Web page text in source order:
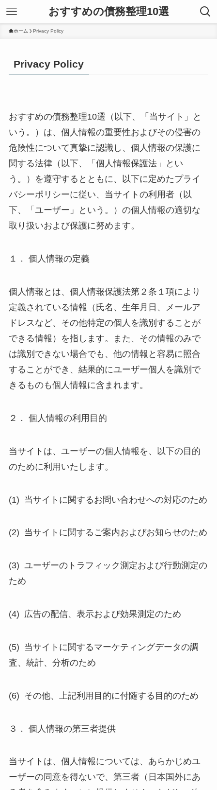
おすすめの債務整理10選
ホーム Privacy Policy
Privacy Policy
おすすめの債務整理10選（以下、「当サイト」と
いう。）は、個人情報の重要性およびその侵害の
危険性について真摯に認識し、個人情報の保護に
関する法律（以下、「個人情報保護法」とい
う。）を遵守するとともに、以下に定めたプライ
バシーポリシーに従い、当サイトの利用者（以
下、「ユーザー」という。）の個人情報の適切な
取り扱いおよび保護に努めます。
１． 個人情報の定義
個人情報とは、個人情報保護法第２条１項により
定義されている情報（氏名、生年月日、メールア
ドレスなど、その他特定の個人を識別することが
できる情報）を指します。また、その情報のみで
は識別できない場合でも、他の情報と容易に照合
することができ、結果的にユーザー個人を識別で
きるものも個人情報に含まれます。
２． 個人情報の利用目的
当サイトは、ユーザーの個人情報を、以下の目的
のために利用いたします。
(1) 当サイトに関するお問い合わせへの対応のため
(2) 当サイトに関するご案内およびお知らせのため
(3) ユーザーのトラフィック測定および行動測定の
ため
(4) 広告の配信、表示および効果測定のため
(5) 当サイトに関するマーケティングデータの調
査、統計、分析のため
(6) その他、上記利用目的に付随する目的のため
３． 個人情報の第三者提供
当サイトは、個人情報については、あらかじめユ
ーザーの同意を得ないで、第三者（日本国外にあ